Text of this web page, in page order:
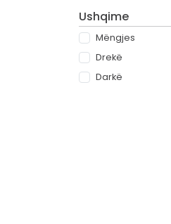
Ushqime
Mëngjes
Drekë
Darkë